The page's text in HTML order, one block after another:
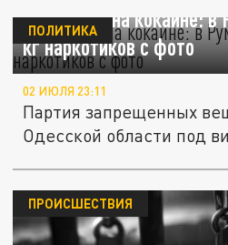
Зеленский на кокаине:
кг наркотиков с фото
ПОЛИТИКА
02 ИЮЛЯ 23:11
Партия запрещенных
Одесской области под
ПРОИСШЕСТВИЯ